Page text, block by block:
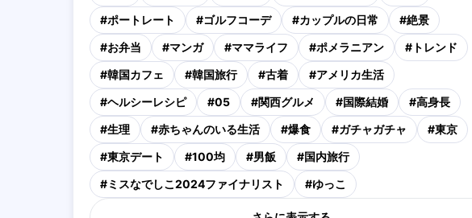
#ポートレート #ゴルフコーデ #カップルの日常 #絶景
#お弁当 #マンガ #ママライフ #ポメラニアン # トレンド
#韓国カフェ #韓国旅行 #古着 #アメリカ生活
#ヘルシーレシピ #05 #関西グルメ #国際結婚 #高身長
#生理 #赤ちゃんのいる生活 #爆食 #ガチャガチャ #東京
#東京デート #100均 #男飯 #国内旅行
#ミスなでしこ2024ファイナリスト #ゆっこ